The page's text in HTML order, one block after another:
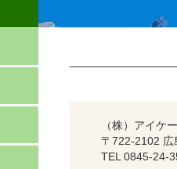
（株）アイケ
〒722-2102
TEL 0845-24-